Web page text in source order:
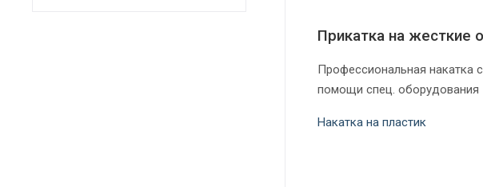
Прикатка на жесткие
Профессиональная накатка
помощи спец. оборудования
Накатка на пластик